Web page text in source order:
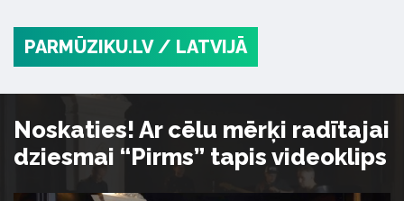
PARMŪZIKU.LV / LATVIJĀ
Noskaties! Ar cēlu mērķi radītajai
dziesmai “Pirms” tapis videoklips